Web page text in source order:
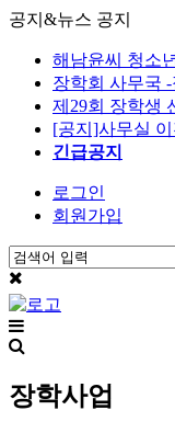
공지&뉴스 공지
해남윤씨 청소
장학회 사무국 -
제29회 장학생
[공지]사무실
긴급공지
로그인
회원가입
장학사업